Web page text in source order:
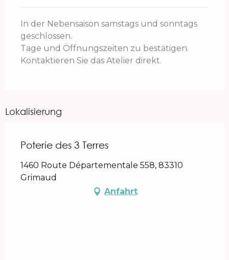
In der Nebensaison samstags und sonntags
geschlossen.
Tage und Öffnungszeiten zu bestätigen.
Kontaktieren Sie das Atelier direkt.
Lokalisierung
Poterie des 3 Terres
1460 Route Départementale 558, 83310
Grimaud
Anfahrt